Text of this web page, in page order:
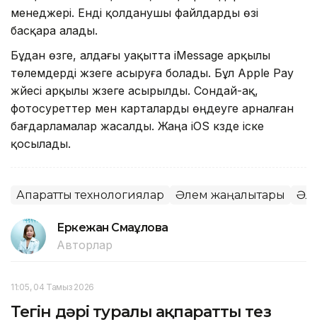
менеджері. Енді қолданушы файлдарды өзі
басқара алады.
Бұдан өзге, алдағы уақытта iMessage арқылы
төлемдерді жүзеге асыруға болады. Бұл Apple Pay
жүйесі арқылы жүзеге асырылды. Сондай-ақ,
фотосуреттер мен карталарды өңдеуге арналған
бағдарламалар жасалды. Жаңа iOS күзде іске
қосылады.
Ақпараттық технологиялар Әлем жаңалықтары
Еркежан Смағұлова
Авторлар
11:05, 04 Тамыз 2026
Тегін дәрі туралы ақпаратты тез